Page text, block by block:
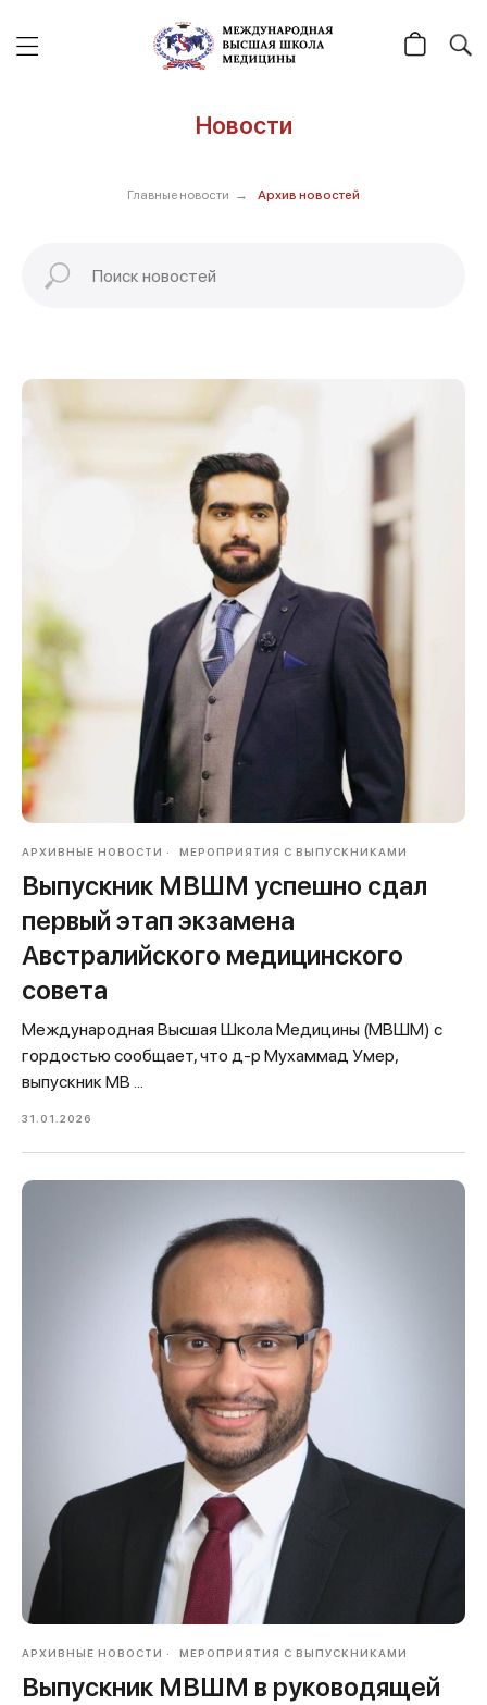
Новости
Главные новости → Архив новостей
АРХИВНЫЕ НОВОСТИ МЕРОПРИЯТИЯ С ВЫПУСКНИКАМИ
Выпускник МВШМ успешно сдал
первый этап экзамена
Австралийского медицинского
совета
Международная Высшая Школа Медицины (МВШМ) с
гордостью сообщает, что д-р Мухаммад Умер,
выпускник МВ ...
31.01.2026
АРХИВНЫЕ НОВОСТИ МЕРОПРИЯТИЯ С ВЫПУСКНИКАМИ
Выпускник МВШМ в руководящей